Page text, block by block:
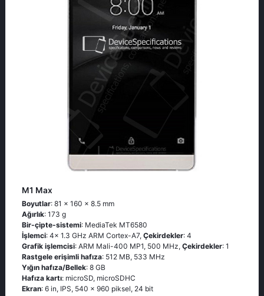
M1 Max
Boyutlar: 81 x 160 x 8.5 mm
Ağırlık: 173 g
Bir-çipte-sistemi: MediaTek MT6580
İşlemci: 4x 1.3 GHz ARM Cortex-A7, Çekirdekler: 4
Grafik işlemcisi: ARM Mali-400 MP1, 500 MHz, Çekirdekler: 1
Rastgele erişimli hafıza: 512 MB, 533 MHz
Yığın hafıza/Bellek: 8 GB
Hafıza kartı: microSD, microSDHC
Ekran: 6 in, IPS, 540 x 960 piksel, 24 bit